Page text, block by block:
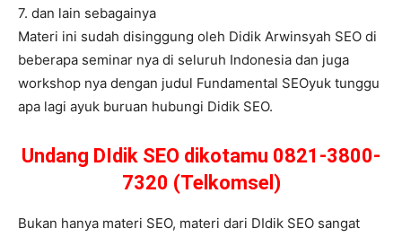
7. dan lain sebagainya
Materi ini sudah disinggung oleh Didik Arwinsyah SEO di
beberapa seminar nya di seluruh Indonesia dan juga
workshop nya dengan judul Fundamental SEOyuk tunggu
apa lagi ayuk buruan hubungi Didik SEO.
Undang DIdik SEO dikotamu 0821-3800-
7320 (Telkomsel)
Bukan hanya materi SEO, materi dari DIdik SEO sangat